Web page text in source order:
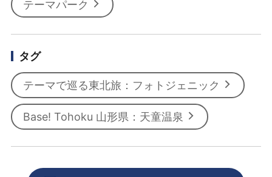
テーマパーク
タグ
テーマで巡る東北旅：フォトジェニック
Base! Tohoku 山形県：天童温泉